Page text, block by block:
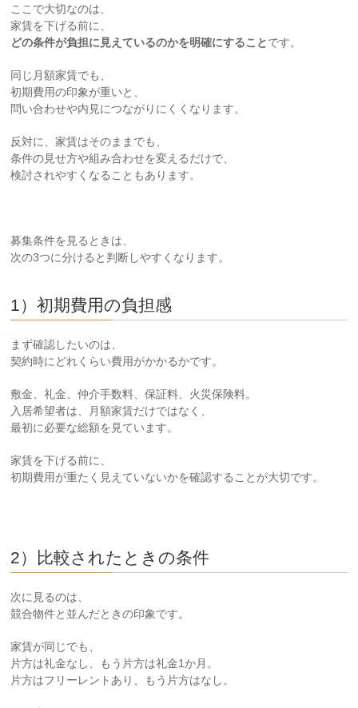
ここで大切なのは、
家賃を下げる前に、
どの条件が負担に見えているのかを明確にすることです。
同じ月額家賃でも、
初期費用の印象が重いと、
問い合わせや内見につながりにくくなります。
反対に、家賃はそのままでも、
条件の見せ方や組み合わせを変えるだけで、
検討されやすくなることもあります。
募集条件を見るときは、
次の3つに分けると判断しやすくなります。
1）初期費用の負担感
まず確認したいのは、
契約時にどれくらい費用がかかるかです。
敷金、礼金、仲介手数料、保証料、火災保険料。
入居希望者は、月額家賃だけではなく、
最初に必要な総額を見ています。
家賃を下げる前に、
初期費用が重たく見えていないかを確認することが大切です。
2）比較されたときの条件
次に見るのは、
競合物件と並んだときの印象です。
家賃が同じでも、
片方は礼金なし、もう片方は礼金1か月。
片方はフリーレントあり、もう片方はなし。